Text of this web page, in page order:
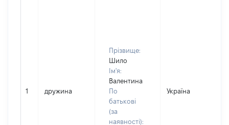
1 дружина
Прізвище:
Шило
Ім'я:
Валентина
По
батькові
(за
наявності):
Україна